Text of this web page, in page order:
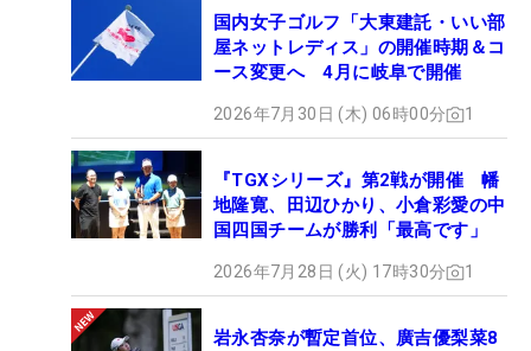
国内女子ゴルフ「大東建託・いい部
屋ネットレディス」の開催時期＆コ
ース変更へ 4月に岐阜で開催
2026年7月30日 (木) 06時00分 1
『TGXシリーズ』第2戦が開催 幡
地隆寛、田辺ひかり、小倉彩愛の中
国四国チームが勝利「最高です」
2026年7月28日 (火) 17時30分 1
岩永杏奈が暫定首位、廣吉優梨菜8